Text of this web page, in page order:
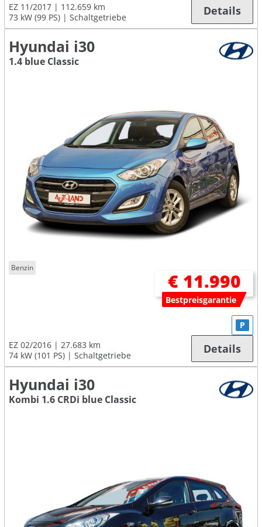
EZ 11/2017
112.659 km
73 kW (99 PS)
Schaltgetriebe Details
Hyundai i30
1.4 blue Classic
Benzin
€ 11.990
Bestpreisgarantie
EZ 02/2016
27.683 km
74 kW (101 PS)
Schaltgetriebe
P
Details
Hyundai i30
Kombi 1.6 CRDi blue Classic